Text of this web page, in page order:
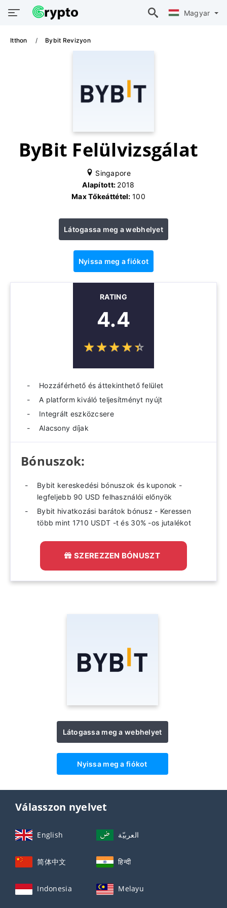
Magyar
Itthon Bybit Revizyon
ByBit Felülvizsgálat
Singapore
Alapított: 2018
Max Tőkeáttétel: 100
Látogassa meg a webhelyet
Nyissa meg a fiókot
RATING
4.4
☆☆☆☆☆
★★★★★
Hozzáférhető és áttekinthető felület
A platform kiváló teljesítményt nyújt
Integrált eszközcsere
Alacsony díjak
Bónuszok:
Bybit kereskedési bónuszok és kuponok -
legfeljebb 90 USD felhasználói előnyök
Bybit hivatkozási barátok bónusz - Keressen
több mint 1710 USDT -t és 30% -os jutalékot
SZEREZZEN BÓNUSZT
Látogassa meg a webhelyet
Nyissa meg a fiókot
Válasszon nyelvet
English العربيّة
简体中文 हिन्दी
Indonesia Melayu